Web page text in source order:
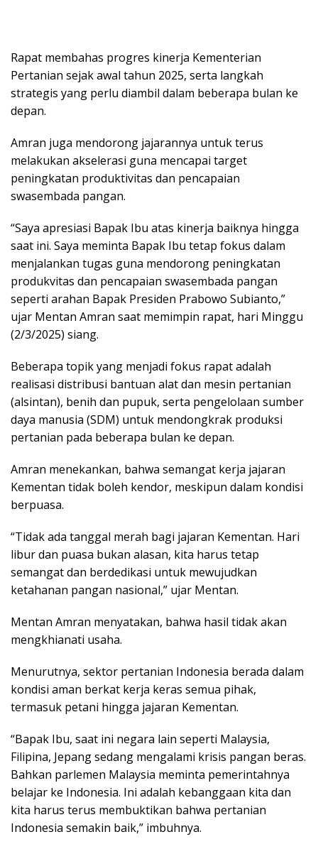
Rapat membahas progres kinerja Kementerian
Pertanian sejak awal tahun 2025, serta langkah
strategis yang perlu diambil dalam beberapa bulan ke
depan.
Amran juga mendorong jajarannya untuk terus
melakukan akselerasi guna mencapai target
peningkatan produktivitas dan pencapaian
swasembada pangan.
“Saya apresiasi Bapak Ibu atas kinerja baiknya hingga
saat ini. Saya meminta Bapak Ibu tetap fokus dalam
menjalankan tugas guna mendorong peningkatan
produkvitas dan pencapaian swasembada pangan
seperti arahan Bapak Presiden Prabowo Subianto,”
ujar Mentan Amran saat memimpin rapat, hari Minggu
(2/3/2025) siang.
Beberapa topik yang menjadi fokus rapat adalah
realisasi distribusi bantuan alat dan mesin pertanian
(alsintan), benih dan pupuk, serta pengelolaan sumber
daya manusia (SDM) untuk mendongkrak produksi
pertanian pada beberapa bulan ke depan.
Amran menekankan, bahwa semangat kerja jajaran
Kementan tidak boleh kendor, meskipun dalam kondisi
berpuasa.
“Tidak ada tanggal merah bagi jajaran Kementan. Hari
libur dan puasa bukan alasan, kita harus tetap
semangat dan berdedikasi untuk mewujudkan
ketahanan pangan nasional,” ujar Mentan.
Mentan Amran menyatakan, bahwa hasil tidak akan
mengkhianati usaha.
Menurutnya, sektor pertanian Indonesia berada dalam
kondisi aman berkat kerja keras semua pihak,
termasuk petani hingga jajaran Kementan.
“Bapak Ibu, saat ini negara lain seperti Malaysia,
Filipina, Jepang sedang mengalami krisis pangan beras.
Bahkan parlemen Malaysia meminta pemerintahnya
belajar ke Indonesia. Ini adalah kebanggaan kita dan
kita harus terus membuktikan bahwa pertanian
Indonesia semakin baik,” imbuhnya.